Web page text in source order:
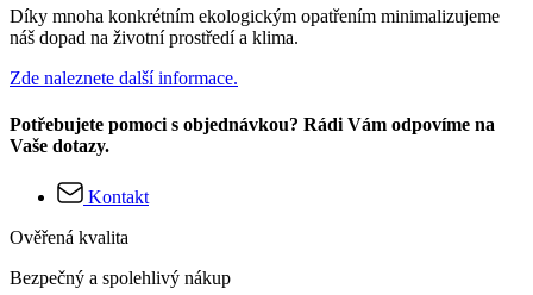
Díky mnoha konkrétním ekologickým opatřením minimalizujeme
náš dopad na životní prostředí a klima.
Zde naleznete další informace.
Potřebujete pomoci s objednávkou? Rádi Vám odpovíme na
Vaše dotazy.
Kontakt
Ověřená kvalita
Bezpečný a spolehlivý nákup